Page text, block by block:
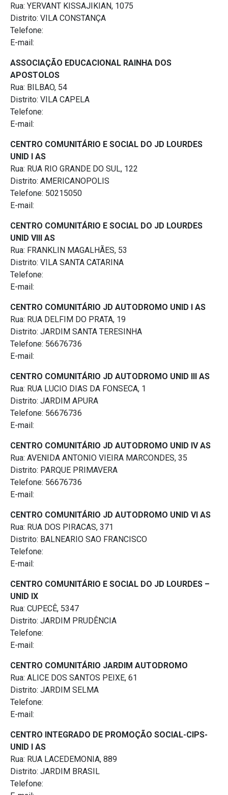
Rua: YERVANT KISSAJIKIAN, 1075
Distrito: VILA CONSTANÇA
Telefone:
E-mail:
ASSOCIAÇÃO EDUCACIONAL RAINHA DOS
APOSTOLOS
Rua: BILBAO, 54
Distrito: VILA CAPELA
Telefone:
E-mail:
CENTRO COMUNITÁRIO E SOCIAL DO JD LOURDES
UNID I AS
Rua: RUA RIO GRANDE DO SUL, 122
Distrito: AMERICANOPOLIS
Telefone: 50215050
E-mail:
CENTRO COMUNITÁRIO E SOCIAL DO JD LOURDES
UNID VIII AS
Rua: FRANKLIN MAGALHÃES, 53
Distrito: VILA SANTA CATARINA
Telefone:
E-mail:
CENTRO COMUNITÁRIO JD AUTODROMO UNID I AS
Rua: RUA DELFIM DO PRATA, 19
Distrito: JARDIM SANTA TERESINHA
Telefone: 56676736
E-mail:
CENTRO COMUNITÁRIO JD AUTODROMO UNID III AS
Rua: RUA LUCIO DIAS DA FONSECA, 1
Distrito: JARDIM APURA
Telefone: 56676736
E-mail:
CENTRO COMUNITÁRIO JD AUTODROMO UNID IV AS
Rua: AVENIDA ANTONIO VIEIRA MARCONDES, 35
Distrito: PARQUE PRIMAVERA
Telefone: 56676736
E-mail:
CENTRO COMUNITÁRIO JD AUTODROMO UNID VI AS
Rua: RUA DOS PIRACAS, 371
Distrito: BALNEARIO SAO FRANCISCO
Telefone:
E-mail:
CENTRO COMUNITÁRIO E SOCIAL DO JD LOURDES –
UNID IX
Rua: CUPECÊ, 5347
Distrito: JARDIM PRUDÊNCIA
Telefone:
E-mail:
CENTRO COMUNITÁRIO JARDIM AUTODROMO
Rua: ALICE DOS SANTOS PEIXE, 61
Distrito: JARDIM SELMA
Telefone:
E-mail:
CENTRO INTEGRADO DE PROMOÇÃO SOCIAL-CIPS-
UNID I AS
Rua: RUA LACEDEMONIA, 889
Distrito: JARDIM BRASIL
Telefone: